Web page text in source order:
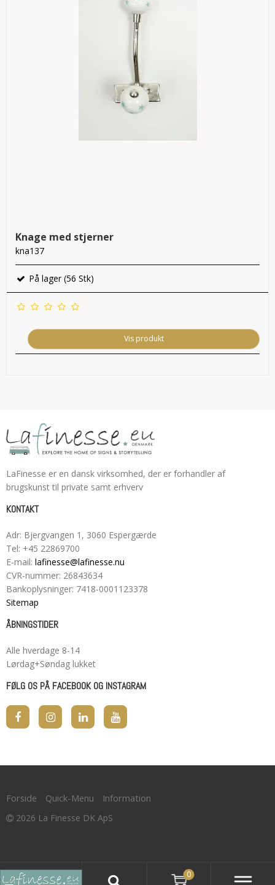
Knage med stjerner
kna137
På lager (56 Stk)
Vis produkt
0
LaFinesse er en dansk virksomhed, der er forhandler af
brugskunst til private samt erhverv
KONTAKT
Adr: Bjergvangen 1 , 3060 Espergærde
Tel: +45 22869700
E-mail: lafinesse@lafinesse.nu
CVR-nummer: 26843634
Bankoplysninger: 7418-0001123378
Sitemap
ÅBNINGSTIDER
Alle hverdage 8-14
Lørdag+Søndag lukket
FØLG OS PÅ FACEBOOK OG INSTAGRAM
Forside Quick-Menu Information
2026 La Finesse DK ApS